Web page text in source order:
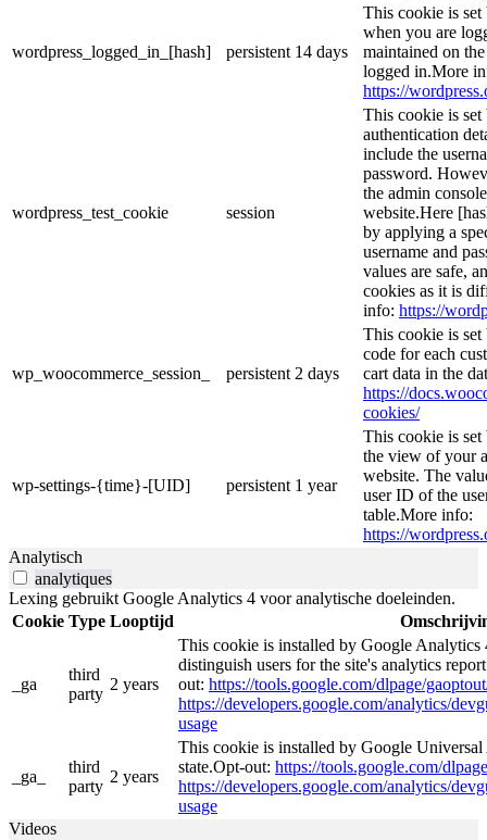
wordpress_logged_in_[hash] persistent 14 days
This cookie is set
when you are
maintained on
logged in.More
https://
wordpress_test_cookie session
This cookie is set
authentication
include the
password.
the admin
website.Here
by applying a
username and
values are safe,
cookies as it is
info: https://
wp_woocommerce_session_ persistent 2 days
This cookie is
code for each
cart data in the
https://
cookies/
wp-settings-{time}-[UID] persistent 1 year
This cookie is set
the view of your
website. The
user ID of the
table.More info:
https://
Analytisch
analytiques
Lexing gebruikt Google Analytics 4 voor analytische doeleinden.
Cookie Type Looptijd
_ga
third
party
2 years
This cookie is installed by Google Analytics
distinguish users for the site's analytics
out: https://tools.google.com/dlpage/
https://developers.google.com/analytics/
usage
_ga_
third
party
2 years
This cookie is installed by Google Universal
state.Opt-out: https://tools.google.com/
https://developers.google.com/analytics/
usage
Videos